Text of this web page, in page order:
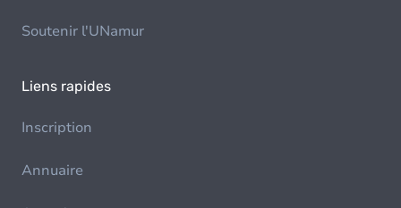
Soutenir l'UNamur
Liens rapides
Inscription
Annuaire